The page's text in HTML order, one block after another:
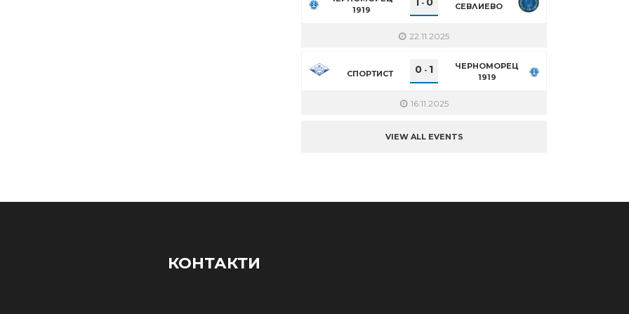
1919
- СЕВЛИЕВО
22.11.2025
СПОРТИСТ 0 - 1
ЧЕРНОМОРЕЦ
1919
16.11.2025
VIEW ALL EVENTS
КОНТАКТИ